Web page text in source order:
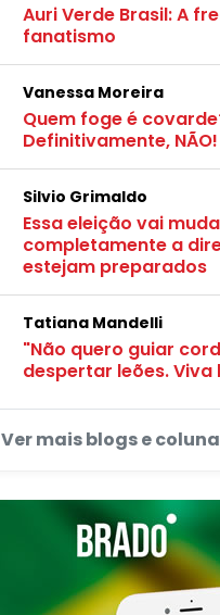
Auri Verde Brasil: A
fanatismo
Vanessa Moreira
Quem foge é
Definitivamente, NÃO!
Silvio Grimaldo
Essa eleição vai
completamente a
estejam preparados
Tatiana Mandelli
"Não quero guiar
despertar leões.
Ver mais blogs e